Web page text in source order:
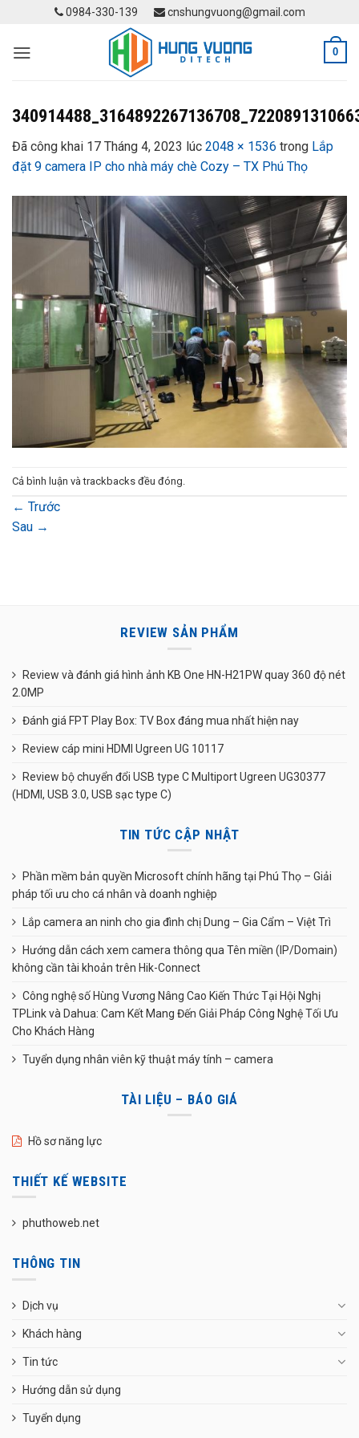
content
0984-330-139 cnshungvuong@gmail.com
0
Đã công khai 17 Tháng 4, 2023 lúc 2048 × 1536 trong Lắp
đặt 9 camera IP cho nhà máy chè Cozy – TX Phú Thọ
Cả bình luận và trackbacks đều đóng.
← Trước
Sau →
REVIEW SẢN PHẨM
Review và đánh giá hình ảnh KB One HN-H21PW quay 360 độ nét
2.0MP
Đánh giá FPT Play Box: TV Box đáng mua nhất hiện nay
Review cáp mini HDMI Ugreen UG 10117
Review bộ chuyển đổi USB type C Multiport Ugreen UG30377
(HDMI, USB 3.0, USB sạc type C)
TIN TỨC CẬP NHẬT
Phần mềm bản quyền Microsoft chính hãng tại Phú Thọ – Giải
pháp tối ưu cho cá nhân và doanh nghiệp
Lắp camera an ninh cho gia đình chị Dung – Gia Cẩm – Việt Trì
Hướng dẫn cách xem camera thông qua Tên miền (IP/Domain)
không cần tài khoản trên Hik-Connect
Công nghệ số Hùng Vương Nâng Cao Kiến Thức Tại Hội Nghị
TPLink và Dahua: Cam Kết Mang Đến Giải Pháp Công Nghệ Tối Ưu
Cho Khách Hàng
Tuyển dụng nhân viên kỹ thuật máy tính – camera
TÀI LIỆU – BÁO GIÁ
Hồ sơ năng lực
THIẾT KẾ WEBSITE
phuthoweb.net
THÔNG TIN
Dịch vụ
Khách hàng
Tin tức
Hướng dẫn sử dụng
Tuyển dụng